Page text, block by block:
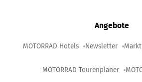
Angebote
MOTORRAD Hotels Newsletter
MOTORRAD Tourenplaner